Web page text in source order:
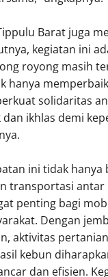
Barat juga
kegiatan ini
royong masih
hanya
solidaritas
dan ikhlas demi
ini tidak hanya
transportasi antar
penting bagi
Dengan
aktivitas
kebun
dan efisien.